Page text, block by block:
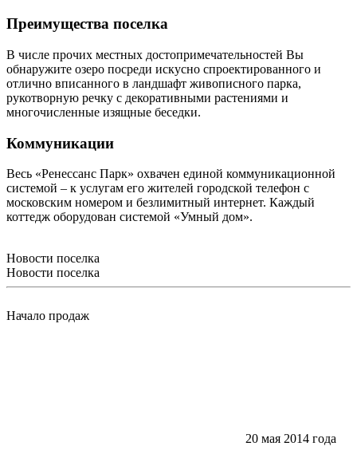
Преимущества поселка
В числе прочих местных достопримечательностей Вы
обнаружите озеро посреди искусно спроектированного и
отлично вписанного в ландшафт живописного парка,
рукотворную речку с декоративными растениями и
многочисленные изящные беседки.
Коммуникации
Весь «Ренессанс Парк» охвачен единой коммуникационной
системой – к услугам его жителей городской телефон с
московским номером и безлимитный интернет. Каждый
коттедж оборудован системой «Умный дом».
Новости поселка
Новости поселка
Начало продаж
20 мая 2014 года